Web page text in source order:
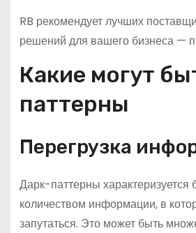
RB рекомендует лучших
решений для вашего бизнеса —
Какие могут
паттерны
Перегрузка
Дарк-паттерны
количеством информации, в
запутаться. Это может быть